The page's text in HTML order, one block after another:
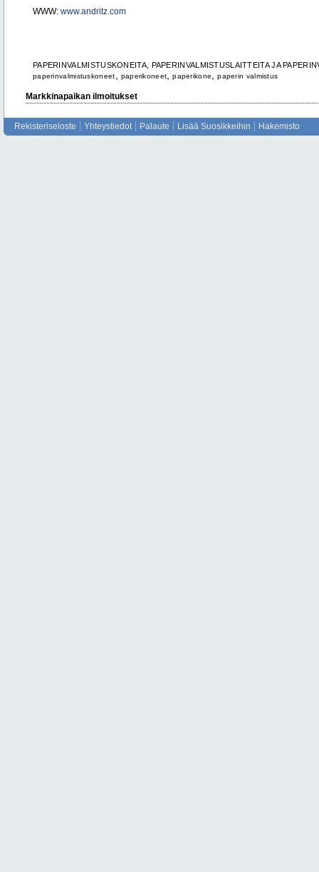
WWW: www.andritz.com
PAPERINVALMISTUSKONEITA, PAPERINVALMISTUSLAITTEITA JA
paperinvalmistuskoneet paperikoneet ,paperikone ,paperin valmistus
Markkinapaikan ilmoitukset
Rekisteriseloste Yhteystiedot Palaute Lisää Suosikkeihin Hakemisto